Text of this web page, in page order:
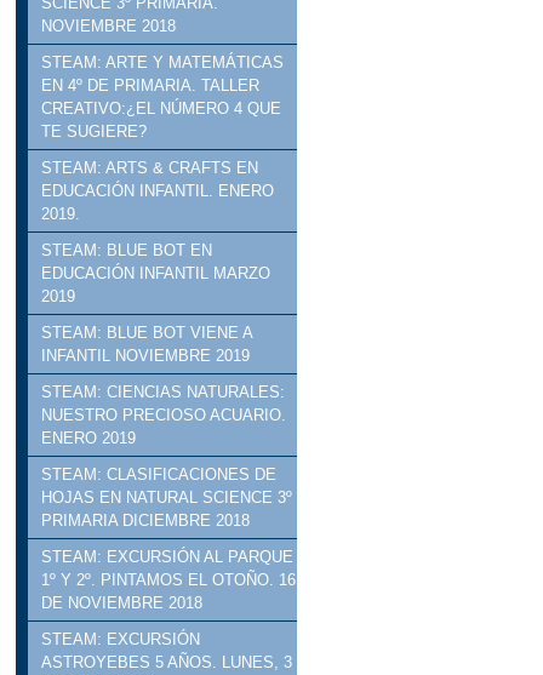
NOVIEMBRE 2018
STEAM: ARTE Y MATEMÁTICAS
EN 4º DE PRIMARIA. TALLER
CREATIVO:¿EL NÚMERO 4 QUE
TE SUGIERE?
STEAM: ARTS & CRAFTS EN
EDUCACIÓN INFANTIL. ENERO
2019.
STEAM: BLUE BOT EN
EDUCACIÓN INFANTIL MARZO
2019
STEAM: BLUE BOT VIENE A
INFANTIL NOVIEMBRE 2019
STEAM: CIENCIAS NATURALES:
NUESTRO PRECIOSO ACUARIO.
ENERO 2019
STEAM: CLASIFICACIONES DE
HOJAS EN NATURAL SCIENCE 3º
PRIMARIA DICIEMBRE 2018
STEAM: EXCURSIÓN AL PARQUE
1º Y 2º. PINTAMOS EL OTOÑO. 16
DE NOVIEMBRE 2018
STEAM: EXCURSIÓN
ASTROYEBES 5 AÑOS. LUNES, 3